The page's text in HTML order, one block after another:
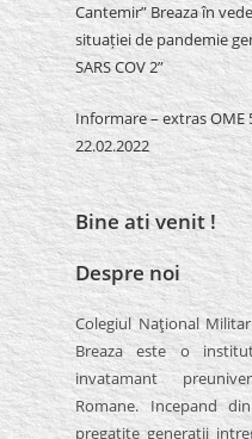
Cantemir” Breaza în
situației de pandemie
SARS COV 2”
Informare – extras OME
22.02.2022
Bine ati venit !
Despre noi
Colegiul Naţional
Breaza este o
invatamant
Romane. Incepand
pregatite generatii